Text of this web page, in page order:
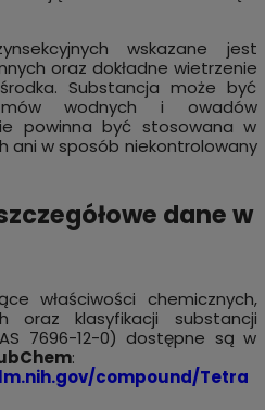
wskazane jest
oraz dokładne wietrzenie
Substancja może być
wodnych i owadów
powinna być stosowana w
ani w sposób niekontrolowany
dane w
właściwości chemicznych,
oraz klasyfikacji substancji
7696-12-0) dostępne są w
:
compound/Tetra